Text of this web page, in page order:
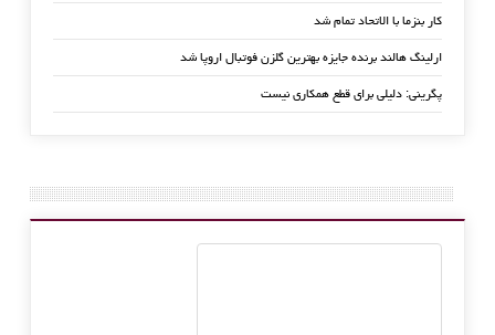
کار بنزما با الاتحاد تمام شد
ارلینگ هالند برنده جایزه بهترین گلزن فوتبال اروپا شد
پگرینی: دلیلی برای قطع همکاری نیست